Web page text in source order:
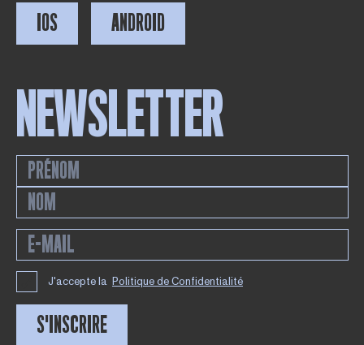
IOS ANDROID
NEWSLETTER
J'accepte la Politique de Confidentialité
S'INSCRIRE